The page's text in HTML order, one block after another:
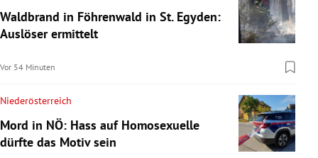
Waldbrand in Föhrenwald in St. Egyden:
Auslöser ermittelt
Vor 54 Minuten
Niederösterreich
Mord in NÖ: Hass auf Homosexuelle
dürfte das Motiv sein